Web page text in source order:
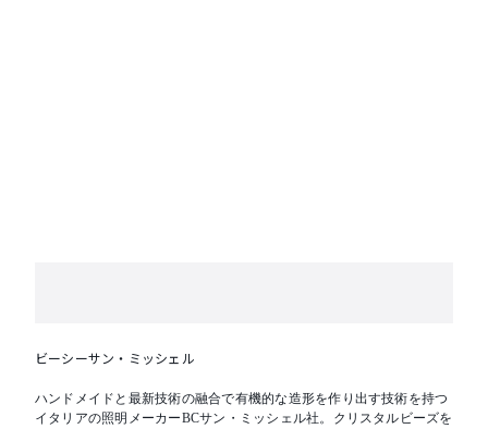
ビーシーサン・ミッシェル
ハンドメイドと最新技術の融合で有機的な造形を作り出す技術を持つ
イタリアの照明メーカーBCサン・ミッシェル社。クリスタルビーズを